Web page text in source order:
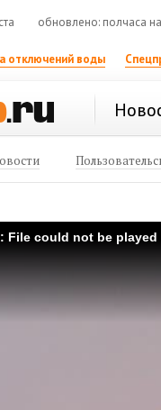
обновлено: полчаса
отключений воды
File could not be played